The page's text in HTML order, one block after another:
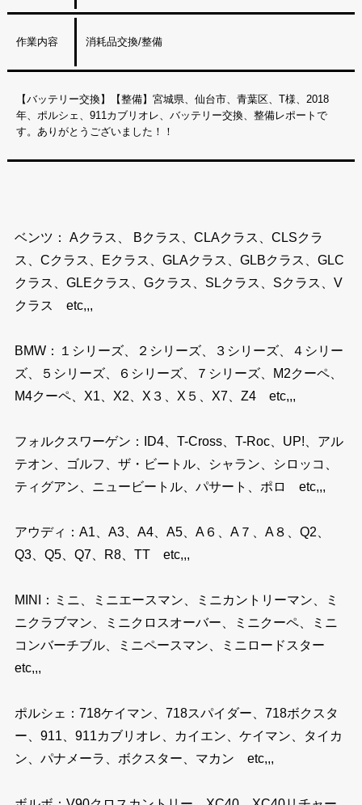
作業内容 消耗品交換/整備
【バッテリー交換】【整備】宮城県、仙台市、青葉区、T様、2018
年、ポルシェ、911カブリオレ、バッテリー交換、整備レポートで
す。ありがとうございました！！
ベンツ： Aクラス、 Bクラス、CLAクラス、CLSクラ
ス、Cクラス、Eクラス、GLAクラス、GLBクラス、GLC
クラス、GLEクラス、Gクラス、SLクラス、Sクラス、V
クラス etc,,,
BMW：１シリーズ、２シリーズ、３シリーズ、４シリー
ズ、５シリーズ、６シリーズ、７シリーズ、M2クーペ、
M4クーペ、X1、X2、X３、X５、X7、Z4 etc,,,
フォルクスワーゲン：ID4、T-Cross、T-Roc、UP!、アル
テオン、ゴルフ、ザ・ビートル、シャラン、シロッコ、
ティグアン、ニュービートル、パサート、ポロ etc,,,
アウディ：A1、A3、A4、A5、A６、A７、A８、Q2、
Q3、Q5、Q7、R8、TT etc,,,
MINI：ミニ、ミニエースマン、ミニカントリーマン、ミ
ニクラブマン、ミニクロスオーバー、ミニクーペ、ミニ
コンバーチブル、ミニペースマン、ミニロードスター
etc,,,
ポルシェ：718ケイマン、718スパイダー、718ボクスタ
ー、911、911カブリオレ、カイエン、ケイマン、タイカ
ン、パナメーラ、ボクスター、マカン etc,,,